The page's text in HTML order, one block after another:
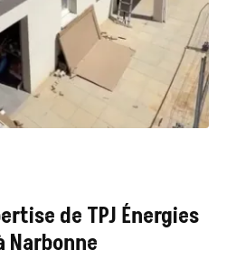
de TPJ Énergies
Narbonne